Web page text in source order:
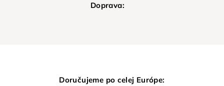
Doprava:
Doručujeme po celej Európe: